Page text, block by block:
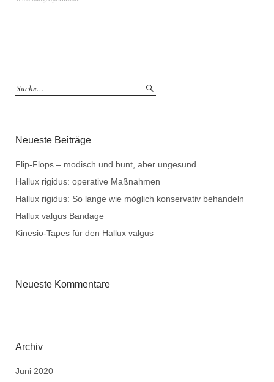
Neueste Beiträge
Flip-Flops – modisch und bunt, aber ungesund
Hallux rigidus: operative Maßnahmen
Hallux rigidus: So lange wie möglich konservativ behandeln
Hallux valgus Bandage
Kinesio-Tapes für den Hallux valgus
Neueste Kommentare
Archiv
Juni 2020